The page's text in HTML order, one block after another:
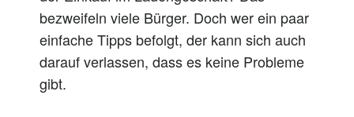
bezweifeln viele Bürger. Doch wer ein paar
einfache Tipps befolgt, der kann sich auch
darauf verlassen, dass es keine Probleme
gibt.